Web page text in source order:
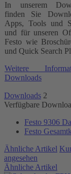
In unserem
finden Sie
Apps, Tools und
und für unseren
Festo wie
und Quick Search
Weitere
Downloads
Downloads 2
Verfügbare
Festo 9306
Festo
Ähnliche Artikel
angesehen
Ähnliche Artikel